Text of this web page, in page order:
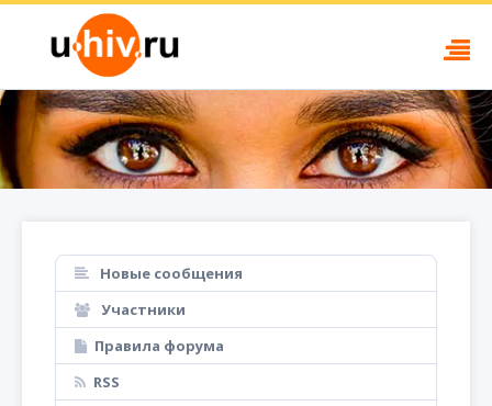
Новые сообщения
Участники
Правила форума
RSS